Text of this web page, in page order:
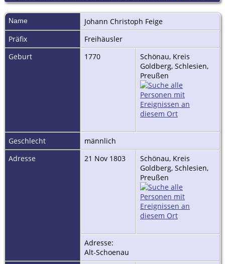
Name Johann Christoph Feige
Präfix
Freihäusler
Geburt
1770
Schönau, Kreis
Goldberg, Schlesien,
Preußen
Geschlecht
männlich
Adresse
21 Nov 1803
Schönau, Kreis
Goldberg, Schlesien,
Preußen
Adresse:
Alt-Schoenau